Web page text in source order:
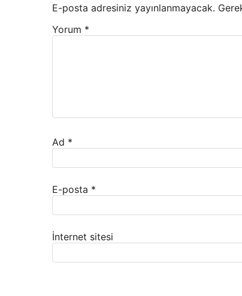
E-posta adresiniz yayınlanmayacak.
Yorum *
Ad *
E-posta *
İnternet sitesi